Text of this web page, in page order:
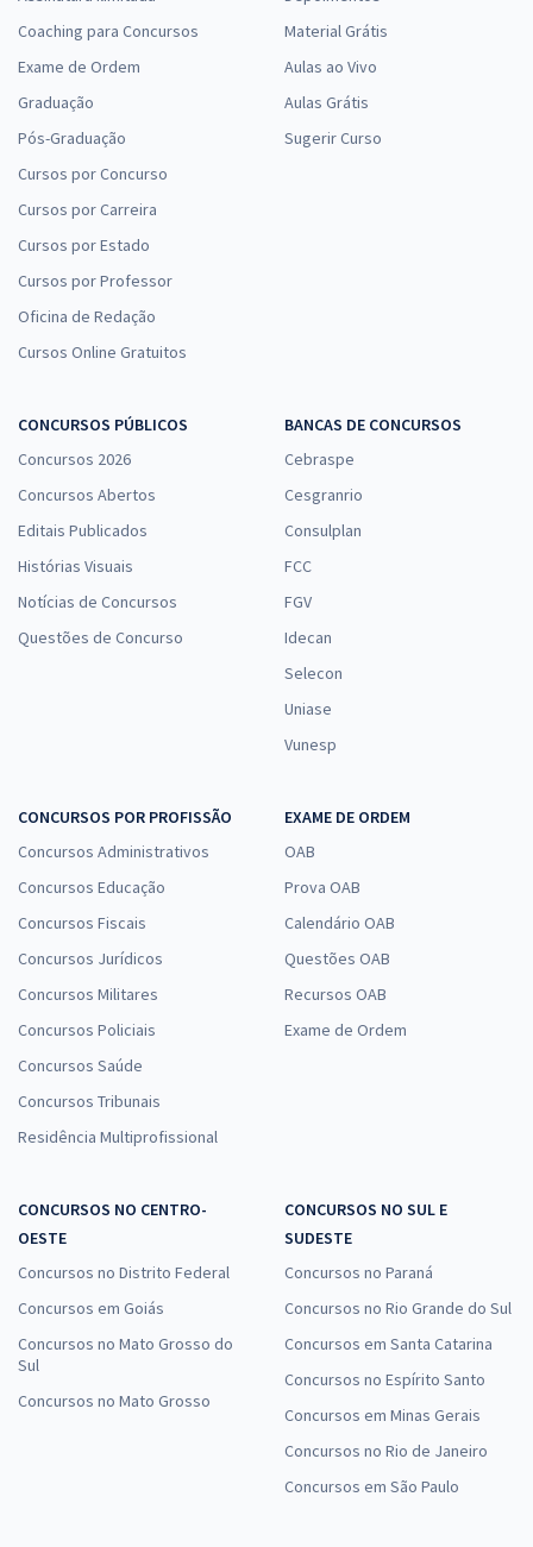
Coaching para Concursos
Exame de Ordem
Graduação
Pós-Graduação
Cursos por Concurso
Cursos por Carreira
Cursos por Estado
Cursos por Professor
Oficina de Redação
Cursos Online Gratuitos
Material Grátis
Aulas ao Vivo
Aulas Grátis
Sugerir Curso
CONCURSOS PÚBLICOS
Concursos 2026
Concursos Abertos
Editais Publicados
Histórias Visuais
Notícias de Concursos
Questões de Concurso
BANCAS DE CONCURSOS
Cebraspe
Cesgranrio
Consulplan
FCC
FGV
Idecan
Selecon
Uniase
Vunesp
CONCURSOS POR PROFISSÃO
Concursos Administrativos
Concursos Educação
Concursos Fiscais
Concursos Jurídicos
Concursos Militares
Concursos Policiais
Concursos Saúde
Concursos Tribunais
Residência Multiprofissional
EXAME DE ORDEM
OAB
Prova OAB
Calendário OAB
Questões OAB
Recursos OAB
Exame de Ordem
CONCURSOS NO CENTRO-
OESTE
Concursos no Distrito Federal
Concursos em Goiás
Concursos no Mato Grosso do
Sul
Concursos no Mato Grosso
CONCURSOS NO SUL E
SUDESTE
Concursos no Paraná
Concursos no Rio Grande do Sul
Concursos em Santa Catarina
Concursos no Espírito Santo
Concursos em Minas Gerais
Concursos no Rio de Janeiro
Concursos em São Paulo